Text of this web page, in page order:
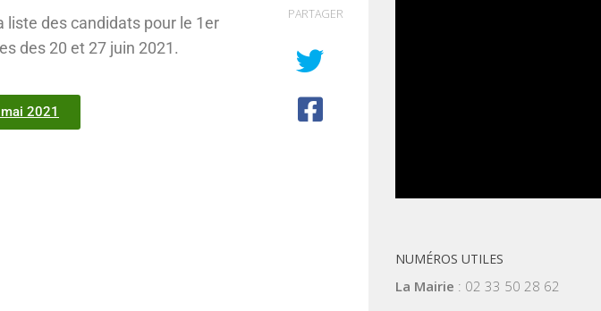
liste des candidats pour le 1er
des 20 et 27 juin 2021.
2021
PARTAGER
NUMÉROS UTILES
La Mairie : 02 33 50 28 62